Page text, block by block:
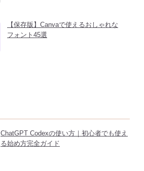
【保存版】Canvaで使えるおしゃれな
フォント45選
ChatGPT Codexの使い方｜初心者でも使え
る始め方完全ガイド